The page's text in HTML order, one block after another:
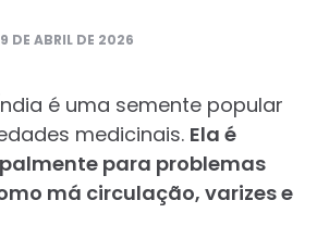
9 DE ABRIL DE 2026
é uma semente popular
medicinais. Ela é
para problemas
má circulação, varizes e